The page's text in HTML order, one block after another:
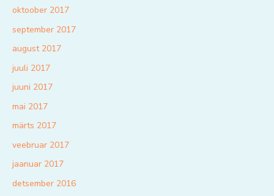
oktoober 2017
september 2017
august 2017
juuli 2017
juuni 2017
mai 2017
märts 2017
veebruar 2017
jaanuar 2017
detsember 2016